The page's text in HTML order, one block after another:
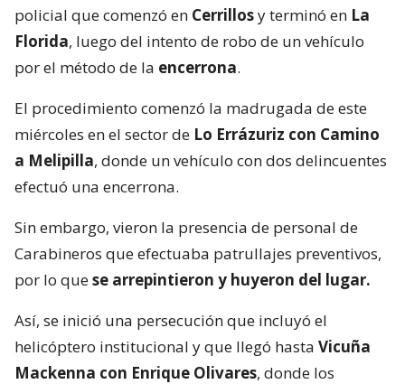
policial que comenzó en Cerrillosy terminó en La
Florida, luego del intento de robo de un vehículo
por el método de la encerrona.
El procedimiento comenzó la madrugada de este
miércoles en el sector de Lo Errázuriz con Camino
a Melipilla, donde un vehículo con dos delincuentes
efectuó una encerrona.
Sin embargo, vieron la presencia de personal de
Carabineros que efectuaba patrullajes preventivos,
por lo quese arrepintieron y huyeron del lugar.
Así, se inició una persecución que incluyó el
helicóptero institucional y que llegó hasta Vicuña
Mackenna con Enrique Olivares, donde los